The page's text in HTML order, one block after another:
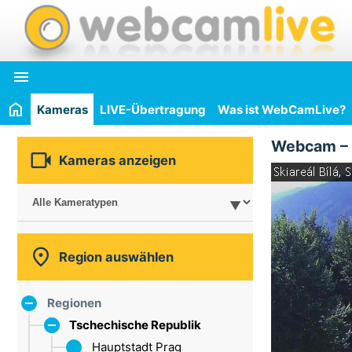

Kameras LIVE-Übertragung Was ist WebCamLive?
 Kameras anzeigen
 Region auswählen
Regionen
Tschechische Republik
Hauptstadt Prag
Webcam –